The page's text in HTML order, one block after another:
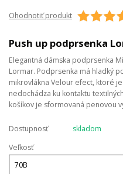
Ohodnotiť produkt
Push up podprsenka
Elegantná dámska podprsenka
Lormar. Podprsenka má hladký
mikrovlákna Velour efect, ktoré
nedochádza ku kontaktu
košíkov je sformovaná penovou
Dostupnosť
skladom
Veľkosť